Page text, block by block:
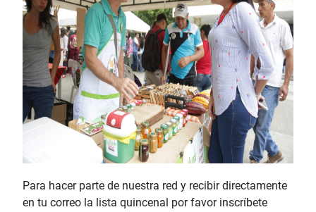
Para hacer parte de nuestra red y recibir directamente
en tu correo la lista quincenal por favor inscríbete